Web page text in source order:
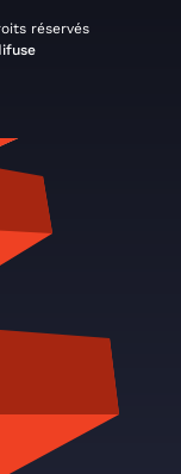
réservés